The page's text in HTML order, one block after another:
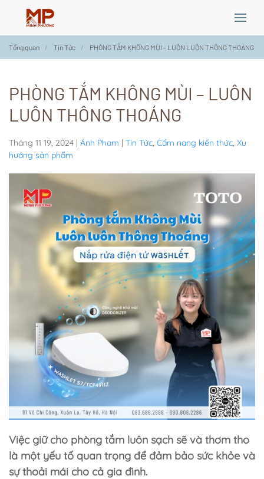
Skip
to
content
Tổng quan Tin Tức PHÒNG TẮM KHÔNG MÙI – LUÔN LUÔN THÔNG THOÁNG
PHÒNG TẮM KHÔNG MÙI – LUÔN
LUÔN THÔNG THOÁNG
Tháng 11 19, 2024 | Ánh Pham | Tin Tức, Cẩm nang kiến thức, Xu
hướng sản phẩm
Việc giữ cho phòng tắm luôn sạch sẽ và thơm tho
là một yếu tố quan trọng để đảm bảo sức khỏe và
sự thoải mái cho cả gia đình.